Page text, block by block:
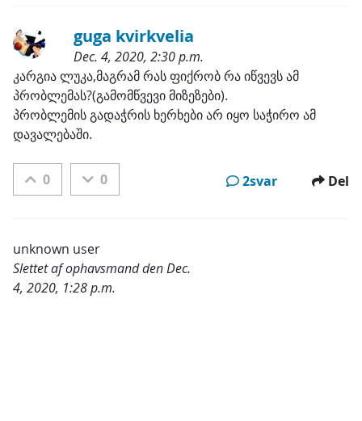
guga kvirkvelia
Dec. 4, 2020, 2:30 p.m.
Kategorier:
კარგია ლუკა,მაგრამ რას ფიქრობ რა იწვევს ამ
პრობლემას?(გამომწვევი მიზეზები).
პრობლემის გადაჭრის ხერხები არ იყო საჭირო ამ
დავალებაში.
0 0 2svar Del
unknown user
Slettet af ophavsmand den Dec.
4, 2020, 1:28 p.m.